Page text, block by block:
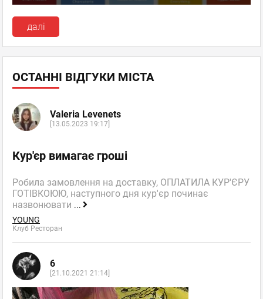
далі
ОСТАННІ ВІДГУКИ МІСТА
Valeria Levenets
[13.05.2023 19:17]
Кур'єр вимагає гроші
Робила замовлення на доставку, ОПЛАТИЛА КУР'ЄРУ
ГОТІВКОЮЮ, наступного дня кур'єр починає
назвонювати ...
YOUNG
Клуб Ресторан
6
[21.10.2021 21:14]